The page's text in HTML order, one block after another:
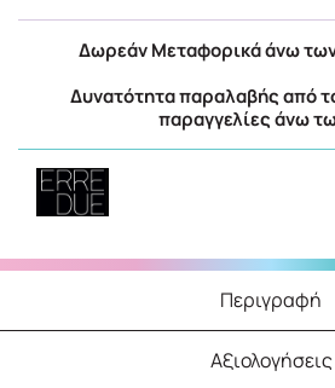
Δωρεάν Μεταφορικά άνω
Δυνατότητα παραλαβής από
παραγγελίες άνω
Περιγραφή
Αξιολογήσεις